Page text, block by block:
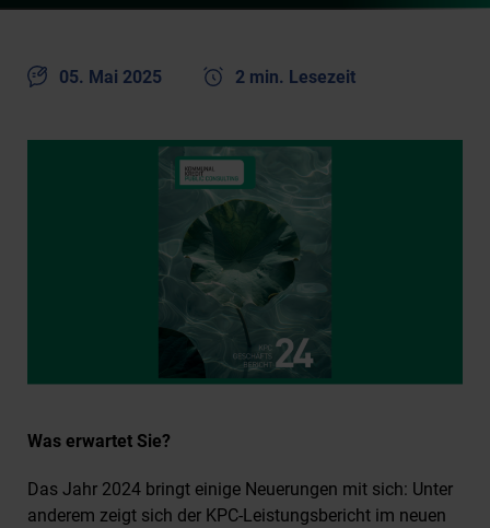
05. Mai 2025 2 min. Lesezeit
Was erwartet Sie?
Das Jahr 2024 bringt einige Neuerungen mit sich: Unter
anderem zeigt sich der KPC-Leistungsbericht im neuen